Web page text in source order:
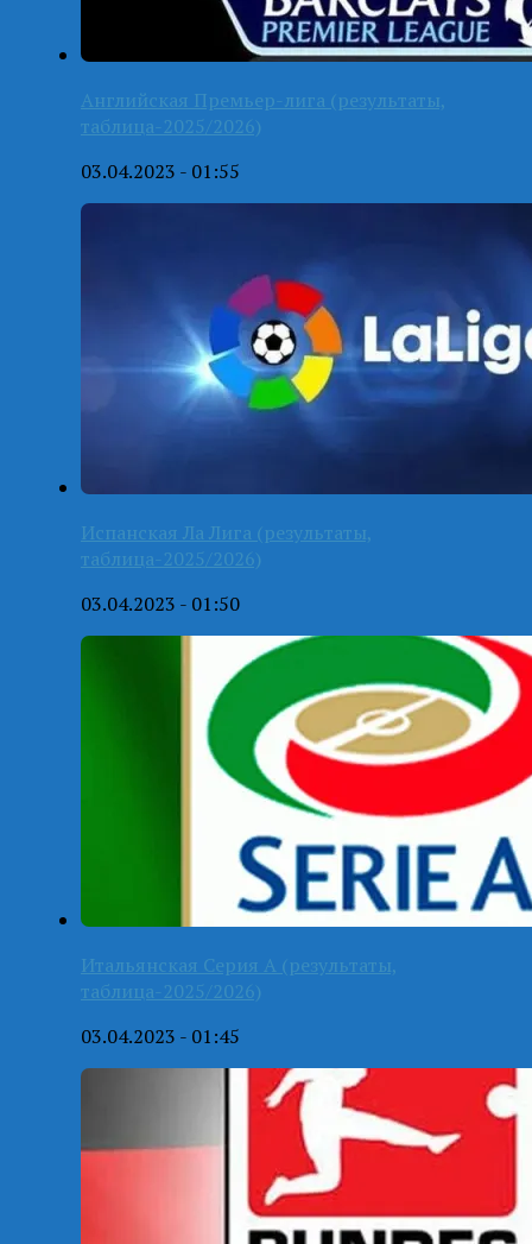
Английская Премьер-лига (результаты,
таблица-2025/2026)
03.04.2023 - 01:55
Испанская Ла Лига (результаты,
таблица-2025/2026)
03.04.2023 - 01:50
Итальянская Серия А (результаты,
таблица-2025/2026)
03.04.2023 - 01:45